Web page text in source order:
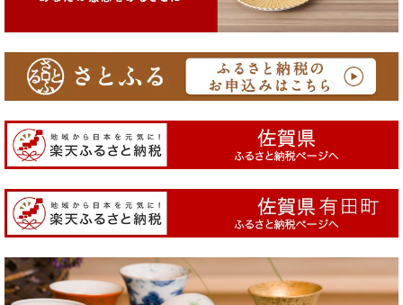
子供食器
多用皿15cm〜25cm
大皿/長皿25cm以上
小鉢/中付/盛鉢
どんぶり/丼/ボウル/麺鉢/グラタン
蓋物/硝子/木製品/漆器
食卓の小物（調理器具/しょうゆさし/灰皿 他）